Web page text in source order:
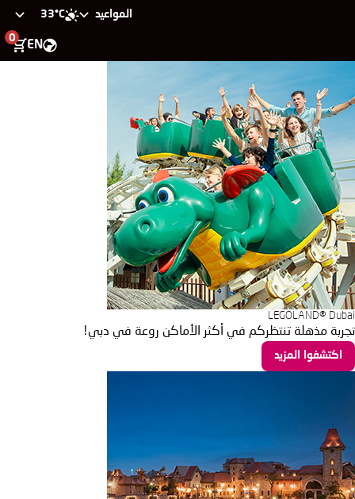
33°C المواعيد
EN
0
LEGOLAND® Dubai
تجربة مذهلة تنتظركم في أكثر الأماكن روعة في دبي!
اكتشفوا المزيد